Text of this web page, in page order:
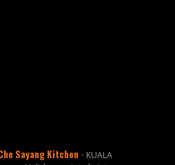
Sayang Kitchen - KUALA